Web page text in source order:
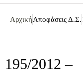
ΑρχικήΑποφάσεις Δ.Σ.
195/2012 –